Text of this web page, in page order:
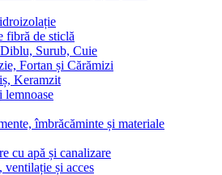
fibră de sticlă
Surub, Cuie
Fortan și Cărămizi
Keramzit
lemnoase
îmbrăcăminte și materiale
cu apă și canalizare
ventilație și acces